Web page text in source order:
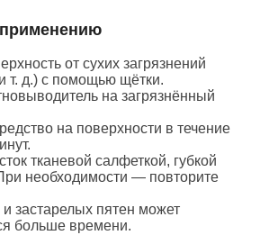
от сухих загрязнений
т. д.) с помощью щётки.
на загрязнённый
на поверхности в течение
тканевой салфеткой, губкой
необходимости — повторите
застарелых пятен может
больше времени.